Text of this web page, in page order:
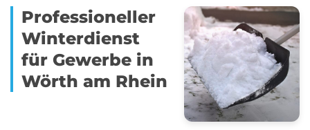
Professioneller
Winterdienst
für Gewerbe in
Wörth am Rhein